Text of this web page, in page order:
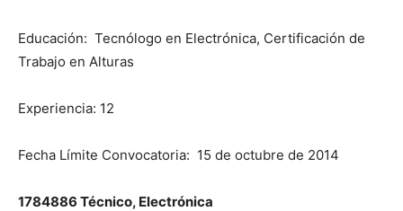
Educación: Tecnólogo en Electrónica, Certificación de
Trabajo en Alturas
Experiencia: 12
Fecha Límite Convocatoria: 15 de octubre de 2014
1784886 Técnico, Electrónica